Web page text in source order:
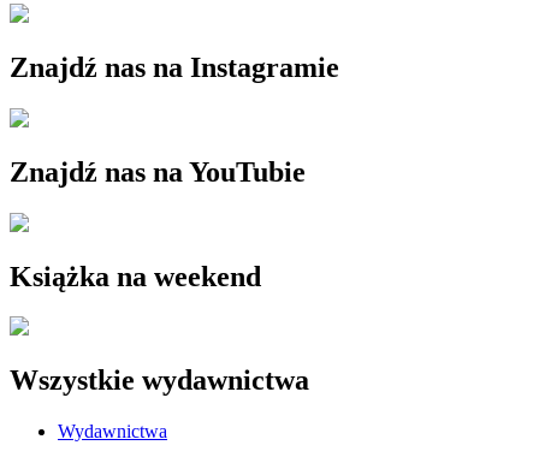
Znajdź nas na Instagramie
Znajdź nas na YouTubie
Książka na weekend
Wszystkie wydawnictwa
Wydawnictwa